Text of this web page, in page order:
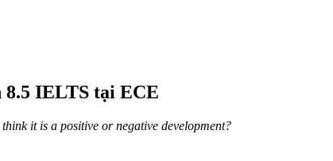
8.5 IELTS tại ECE
it is a positive or negative development?